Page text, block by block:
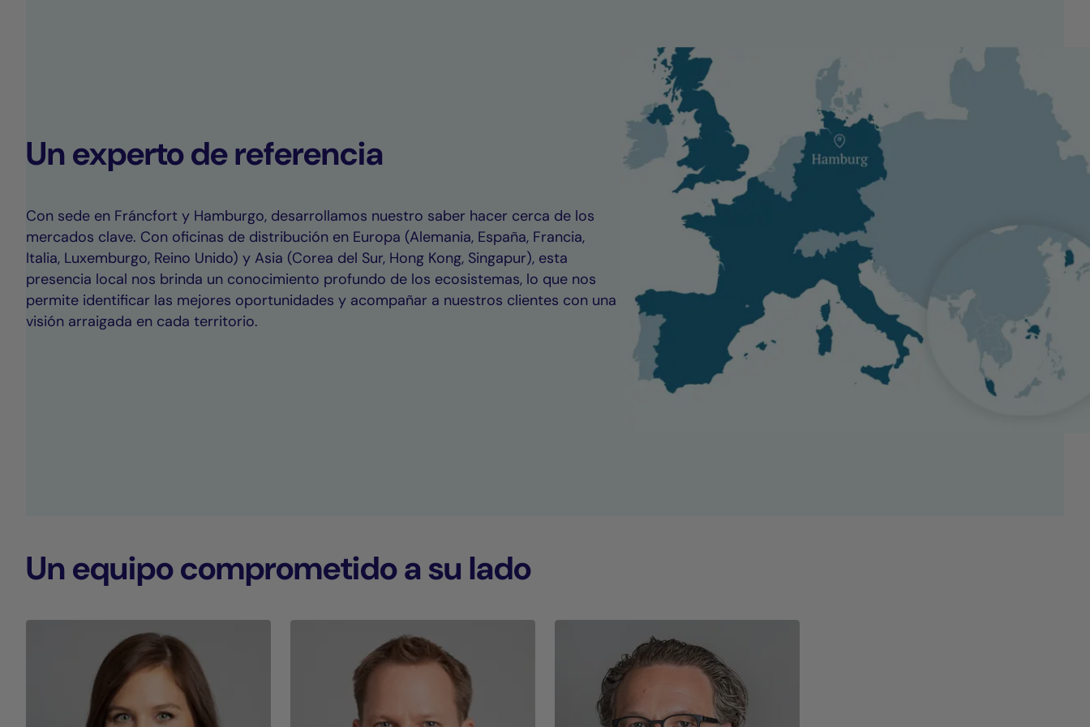
Un experto de referencia
Con sede en Fráncfort y Hamburgo, desarrollamos nuestro saber hacer cerca de los
mercados clave. Con oficinas de distribución en Europa (Alemania, España, Francia,
Italia, Luxemburgo, Reino Unido) y Asia (Corea del Sur, Hong Kong, Singapur), esta
presencia local nos brinda un conocimiento profundo de los ecosistemas, lo que nos
permite identificar las mejores oportunidades y acompañar a nuestros clientes con una
visión arraigada en cada territorio.
Un equipo comprometido a su lado